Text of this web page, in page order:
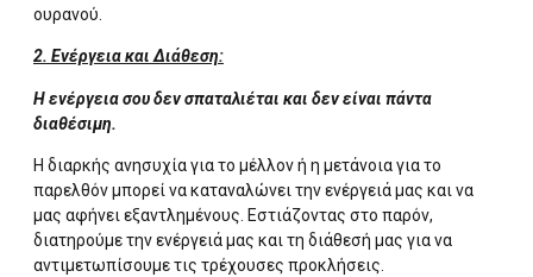
ουρανού.
2. Ενέργεια και Διάθεση:
Η ενέργεια σου δεν σπαταλιέται και δεν είναι πάντα
διαθέσιμη.
Η διαρκής ανησυχία για το μέλλον ή η μετάνοια για το
παρελθόν μπορεί να καταναλώνει την ενέργειά μας και να
μας αφήνει εξαντλημένους. Εστιάζοντας στο παρόν,
διατηρούμε την ενέργειά μας και τη διάθεσή μας για να
αντιμετωπίσουμε τις τρέχουσες προκλήσεις.